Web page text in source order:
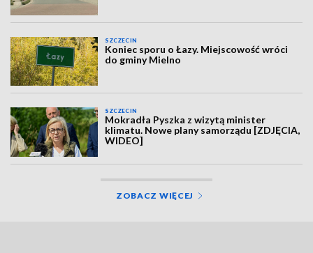
SZCZECIN
Koniec sporu o Łazy. Miejscowość wróci
do gminy Mielno
SZCZECIN
Mokradła Pyszka z wizytą minister
klimatu. Nowe plany samorządu [ZDJĘCIA,
WIDEO]
ZOBACZ WIĘCEJ